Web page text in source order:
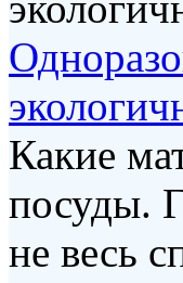
Какие
посуды.
не весь